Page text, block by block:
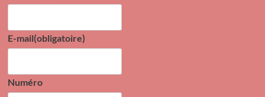
E-mail(obligatoire)
Numéro